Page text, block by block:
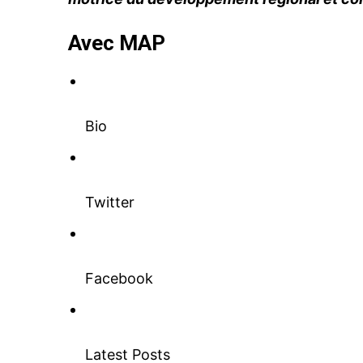
Avec MAP
Bio
Twitter
Facebook
Latest Posts